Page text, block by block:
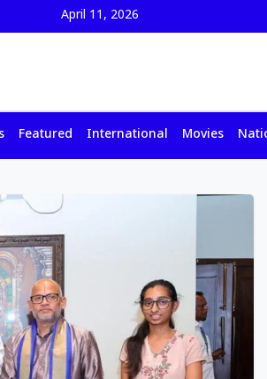
April 11, 2026
Featured International Movies